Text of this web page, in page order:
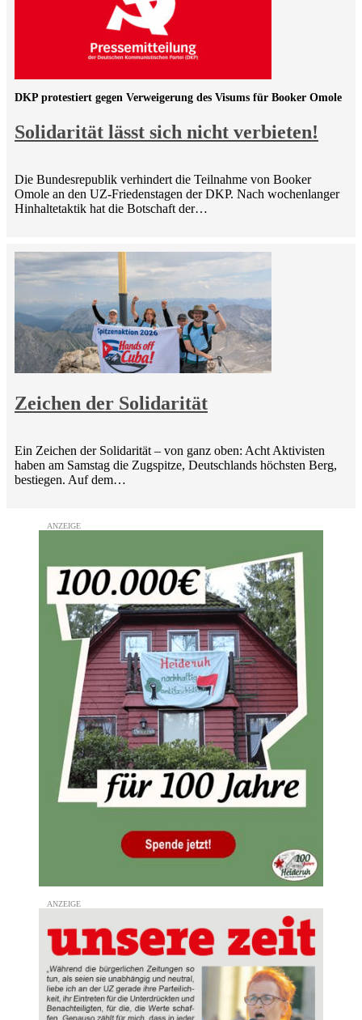
Solidarität lässt sich nicht verbieten!
DKP protestiert gegen Verweigerung des Visums für Booker Omole
Die Bundesrepublik verhindert die Teilnahme von Booker
Omole an den UZ-Friedenstagen der DKP. Nach wochenlanger
Hinhaltetaktik hat die Botschaft der…
Zeichen der Solidarität
Ein Zeichen der Solidarität – von ganz oben: Acht Aktivisten
haben am Samstag die Zugspitze, Deutschlands höchsten Berg,
bestiegen. Auf dem…